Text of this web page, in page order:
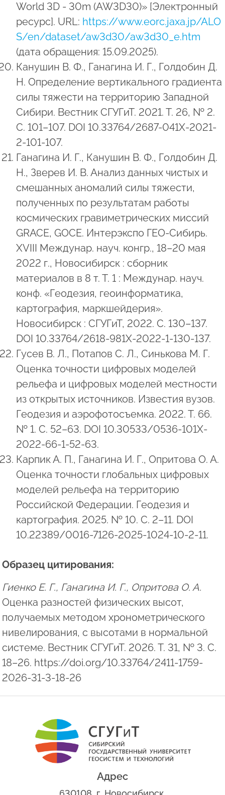
World 3D - 30m (AW3D30)» [Электронный
ресурс]. URL: https://www.eorc.jaxa.jp/ALO
S/en/dataset/aw3d30/aw3d30_e.htm
(дата обращения: 15.09.2025).
Канушин В. Ф., Ганагина И. Г., Голдобин Д.
Н. Определение вертикального градиента
силы тяжести на территорию Западной
Сибири. Вестник СГУГиТ. 2021. Т. 26, № 2.
С. 101–107. DOI 10.33764/2687-041X-2021-
2-101-107.
Ганагина И. Г., Канушин В. Ф., Голдобин Д.
Н., Зверев И. В. Анализ данных чистых и
смешанных аномалий силы тяжести,
полученных по результатам работы
космических гравиметрических миссий
GRACE, GOCE. Интерэкспо ГЕО-Сибирь.
XVIII Междунар. науч. конгр., 18–20 мая
2022 г., Новосибирск : сборник
материалов в 8 т. Т. 1 : Междунар. науч.
конф. «Геодезия, геоинформатика,
картография, маркшейдерия».
Новосибирск : СГУГиТ, 2022. С. 130–137.
DOI 10.33764/2618-981X-2022-1-130-137.
Гусев В. Л., Потапов С. Л., Синькова М. Г.
Оценка точности цифровых моделей
рельефа и цифровых моделей местности
из открытых источников. Известия вузов.
Геодезия и аэрофотосъемка. 2022. Т. 66.
№ 1. С. 52–63. DOI 10.30533/0536-101X-
2022-66-1-52-63.
Карпик А. П., Ганагина И. Г., Опритова О. А.
Оценка точности глобальных цифровых
моделей рельефа на территорию
Российской Федерации. Геодезия и
картография. 2025. № 10. С. 2–11. DOI
10.22389/0016-7126-2025-1024-10-2-11.
Образец цитирования:
Гиенко Е. Г., Ганагина И. Г., Опритова О. А.
Оценка разностей физических высот,
получаемых методом хронометрического
нивелирования, с высотами в нормальной
системе. Вестник СГУГиТ. 2026. Т. 31, № 3. С.
18–26. https://doi.org/10.33764/2411-1759-
2026-31-3-18-26
Адрес